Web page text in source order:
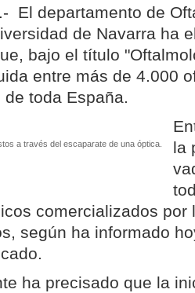
El departamento de
de Navarra ha
bajo el título
entre más de 4.000
de toda España.
a través del escaparate de una óptica.
la
comercializados por
según ha informado
ha precisado que la